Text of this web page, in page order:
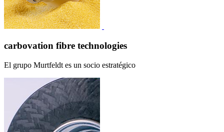
carbovation fibre technologies
El grupo Murtfeldt es un socio estratégico